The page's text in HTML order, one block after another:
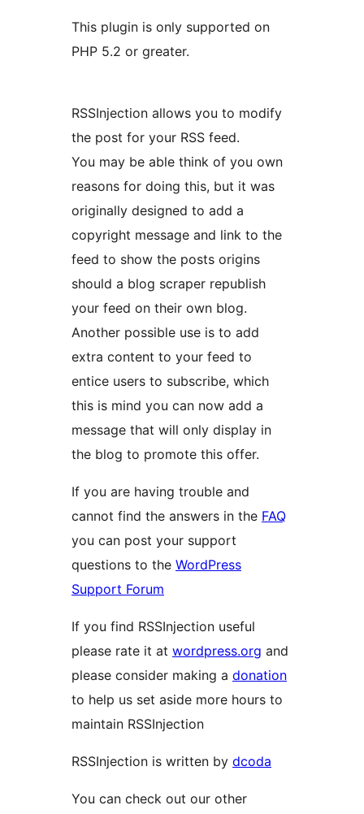
This plugin is only supported on
PHP 5.2 or greater.
RSSInjection allows you to modify
the post for your RSS feed.
You may be able think of you own
reasons for doing this, but it was
originally designed to add a
copyright message and link to the
feed to show the posts origins
should a blog scraper republish
your feed on their own blog.
Another possible use is to add
extra content to your feed to
entice users to subscribe, which
this is mind you can now add a
message that will only display in
the blog to promote this offer.
If you are having trouble and
cannot find the answers in the FAQ
you can post your support
questions to the WordPress
Support Forum
If you find RSSInjection useful
please rate it at wordpress.org and
please consider making a donation
to help us set aside more hours to
maintain RSSInjection
RSSInjection is written by dcoda
You can check out our other